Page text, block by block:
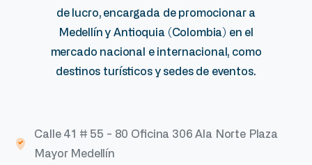
de lucro, encargada de promocionar a
Medellín y Antioquia (Colombia) en el
mercado nacional e internacional, como
destinos turísticos y sedes de eventos.
Calle 41 # 55 - 80 Oficina 306 Ala Norte Plaza
Mayor Medellín